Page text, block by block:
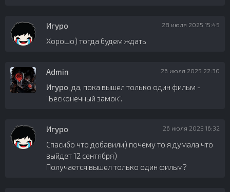
Игуро 28 июля 2025 15:45
Хорошо) тогда будем ждать
Admin 26 июля 2025 22:30
Игуро, да, пока вышел только один фильм -
"Бесконечный замок".
Игуро 26 июля 2025 16:32
Спасибо что добавили) почему то я думала что
выйдет 12 сентября)
Получается вышел только один фильм?